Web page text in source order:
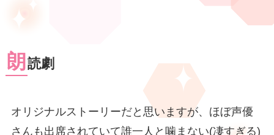
朗 読劇
オリジナルストーリーだと思いますが、ほぼ声優
さんも出席されていて誰一人と噛まない(凄すぎる)